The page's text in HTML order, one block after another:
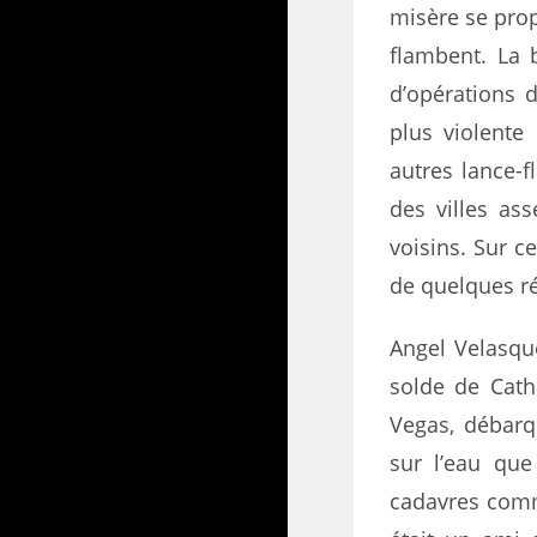
misère se
flambent. La
d’opérations
plus violente
autres lance-
des villes
voisins. Sur
de quelques
Angel
solde de
Vegas,
sur l’eau
cadavres